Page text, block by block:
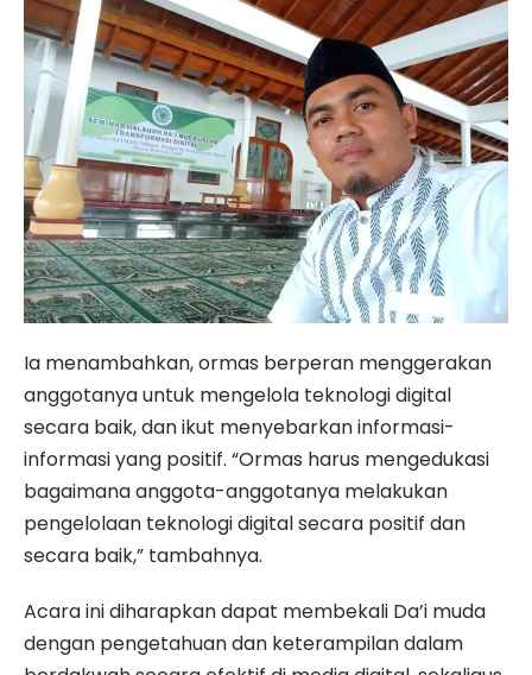
Ia menambahkan, ormas berperan menggerakan
anggotanya untuk mengelola teknologi digital
secara baik, dan ikut menyebarkan informasi-
informasi yang positif. “Ormas harus mengedukasi
bagaimana anggota-anggotanya melakukan
pengelolaan teknologi digital secara positif dan
secara baik,” tambahnya.
Acara ini diharapkan dapat membekali Da’i muda
dengan pengetahuan dan keterampilan dalam